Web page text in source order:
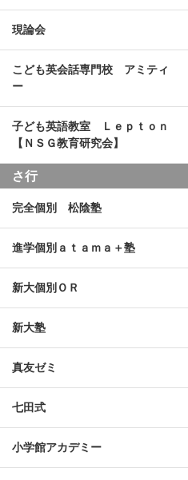
現論会
こども英会話専門校 アミティ
ー
子ども英語教室 Ｌｅｐｔｏｎ
【ＮＳＧ教育研究会】
さ行
完全個別 松陰塾
進学個別ａｔａｍａ＋塾
新大個別ＯＲ
新大塾
真友ゼミ
七田式
小学館アカデミー